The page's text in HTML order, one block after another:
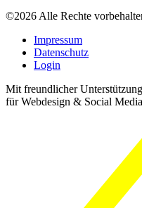
©2026 Alle Rechte
Impressum
Datenschutz
Login
Mit freundlicher
für Webdesign & Social